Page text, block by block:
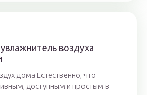
воздуха
дома Естественно, что
доступным и простым в